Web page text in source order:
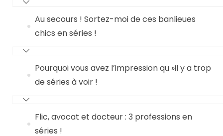
Au secours ! Sortez-moi de ces banlieues
chics en séries !
Pourquoi vous avez l’impression qu »il y a trop
de séries à voir !
Flic, avocat et docteur : 3 professions en
séries !